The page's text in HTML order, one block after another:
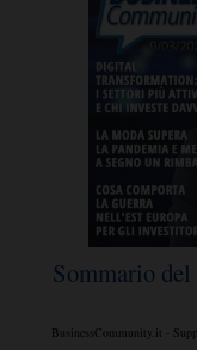
Sommario del
BusinessCommunity.it -